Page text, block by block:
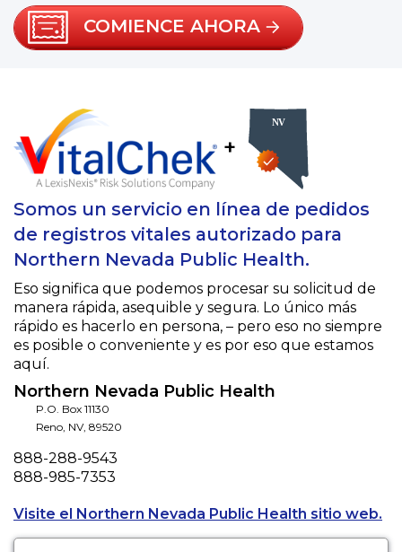
COMIENCE AHORA
+
Somos un servicio en línea de pedidos
de registros vitales autorizado para
Northern Nevada Public Health.
Eso significa que podemos procesar su solicitud de
manera rápida, asequible y segura. Lo único más
rápido es hacerlo en persona, – pero eso no siempre
es posible o conveniente y es por eso que estamos
aquí.
Northern Nevada Public Health
P.O. Box 11130
Reno, NV, 89520
Phone
888-288-9543
Fax
888-985-7353
Visite el Northern Nevada Public Health sitio web.